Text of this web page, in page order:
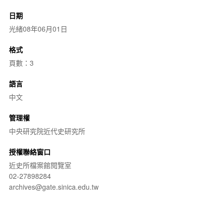
日期
光緒08年06月01日
格式
頁數：3
語言
中文
管理權
中央研究院近代史研究所
授權聯絡窗口
近史所檔案館閱覽室
02-27898284
archives@gate.sinica.edu.tw